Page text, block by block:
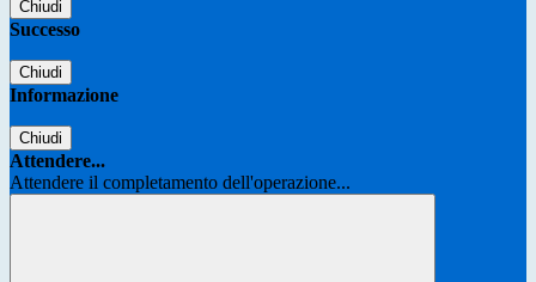
Chiudi
Successo
Chiudi
Informazione
Chiudi
Attendere...
Attendere il completamento dell'operazione...